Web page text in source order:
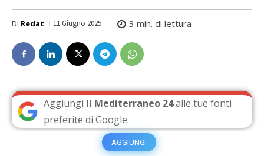
Di Redat 11 Giugno 2025 3 min. di lettura
Aggiungi Il Mediterraneo 24alle tue fonti
preferite di Google.
AGGIUNGI